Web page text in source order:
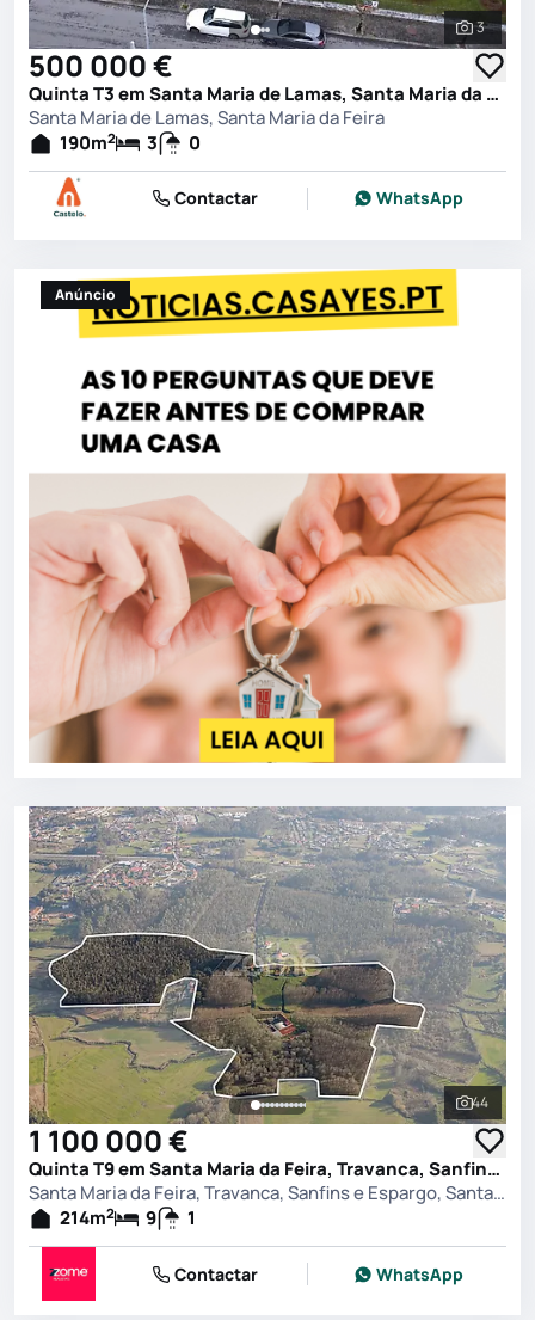
Ver
3
500 000 €
Quinta T3 em Santa Maria de Lamas, Santa Maria da Feira
Santa Maria de Lamas, Santa Maria da Feira
190m2 3 0
Contactar WhatsApp
Anúncio
Ver
44
1 100 000 €
Quinta T9 em Santa Maria da Feira, Travanca, Sanfins e Espargo, Santa Maria da Feira
Santa Maria da Feira, Travanca, Sanfins e Espargo, Santa Maria da Feira
214m2 9 1
Contactar WhatsApp